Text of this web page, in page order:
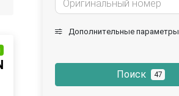
Дополнительные параметры
Поиск 47